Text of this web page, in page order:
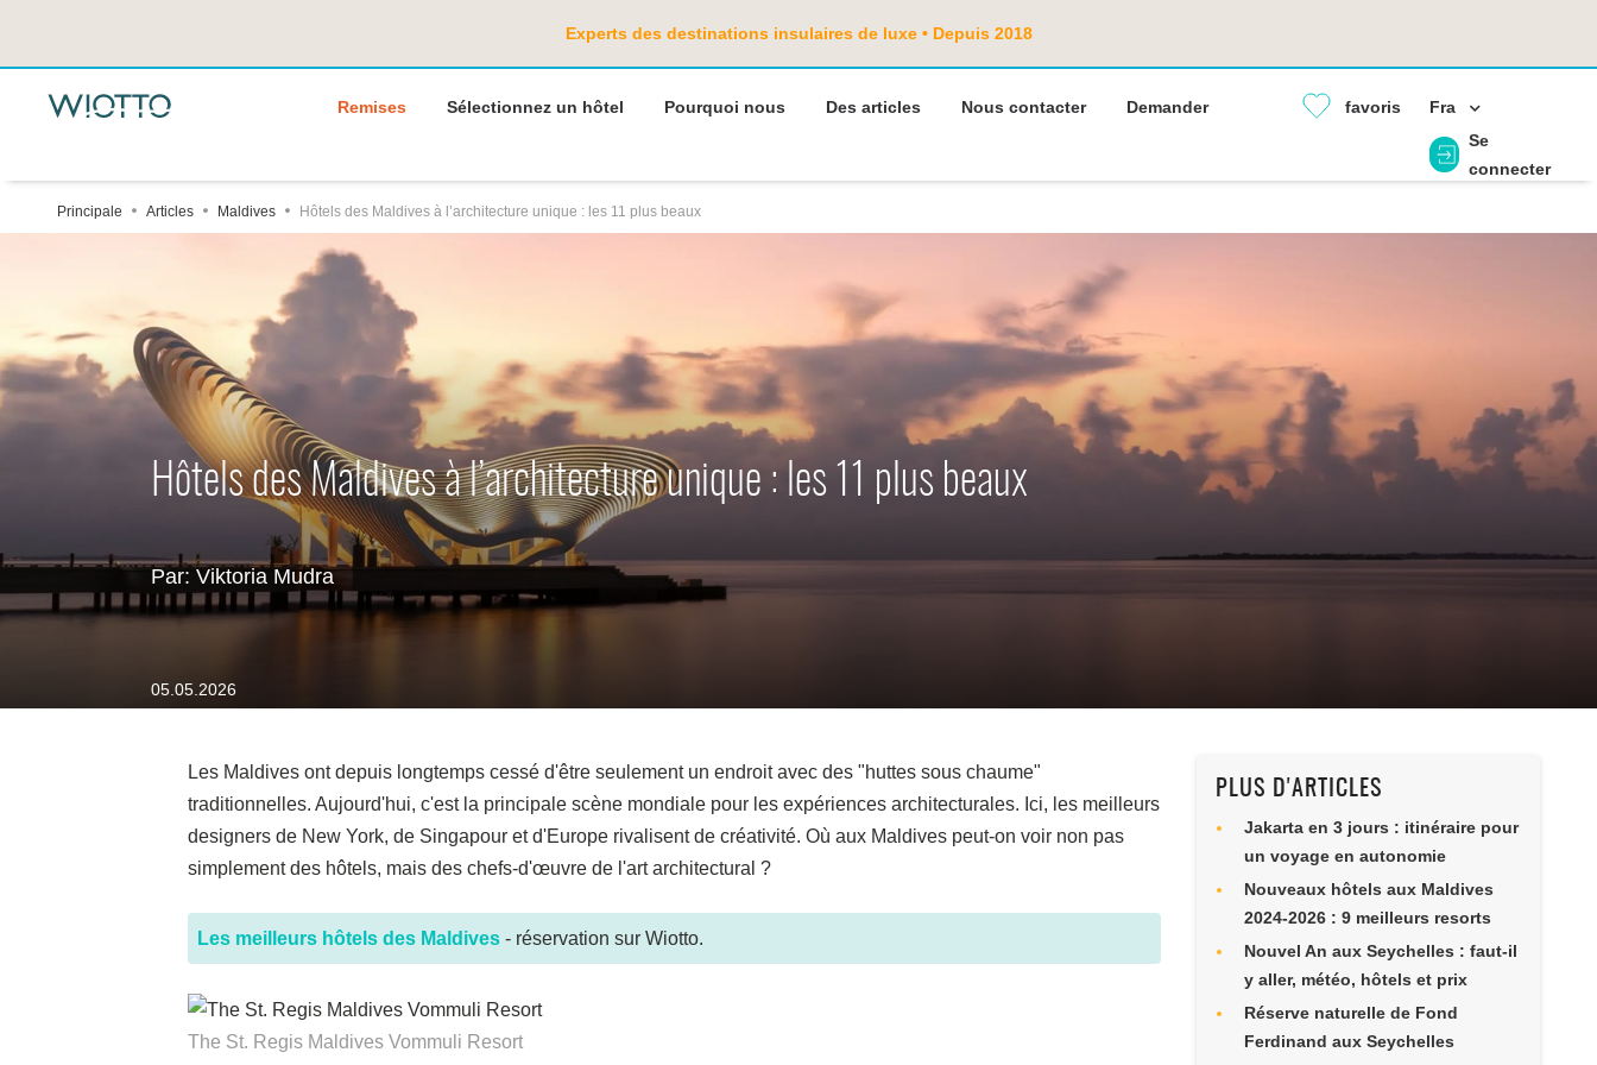
Experts des destinations insulaires de luxe • Depuis 2018
Remises Sélectionnez un hôtel Pourquoi nous Des articles Nous contacter Demander favoris
Fra
Se
connecter
Principale Articles Maldives Hôtels des Maldives à l’architecture unique : les 11 plus beaux
Hôtels des Maldives à l’architecture unique : les 11 plus beaux
Par: Viktoria Mudra
05.05.2026
Les Maldives ont depuis longtemps cessé d'être seulement un endroit avec des "huttes sous chaume"
traditionnelles. Aujourd'hui, c'est la principale scène mondiale pour les expériences architecturales. Ici, les meilleurs
designers de New York, de Singapour et d'Europe rivalisent de créativité. Où aux Maldives peut-on voir non pas
simplement des hôtels, mais des chefs-d'œuvre de l'art architectural ?
Les meilleurs hôtels des Maldives- réservation sur Wiotto.
The St. Regis Maldives Vommuli Resort
PLUS D'ARTICLES
Jakarta en 3 jours : itinéraire pour
un voyage en autonomie
Nouveaux hôtels aux Maldives
2024-2026 : 9 meilleurs resorts
Nouvel An aux Seychelles : faut-il
y aller, météo, hôtels et prix
Réserve naturelle de Fond
Ferdinand aux Seychelles